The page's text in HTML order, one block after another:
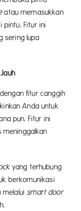
atau memasukkan
Fitur ini
sering lupa
fitur canggih
Anda untuk
pun. Fitur ini
yang terhubung
berkomunikasi
melaluismart door